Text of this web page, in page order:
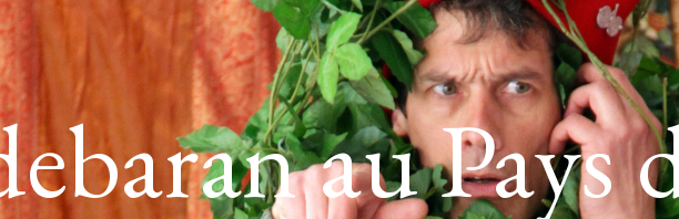
au Pays